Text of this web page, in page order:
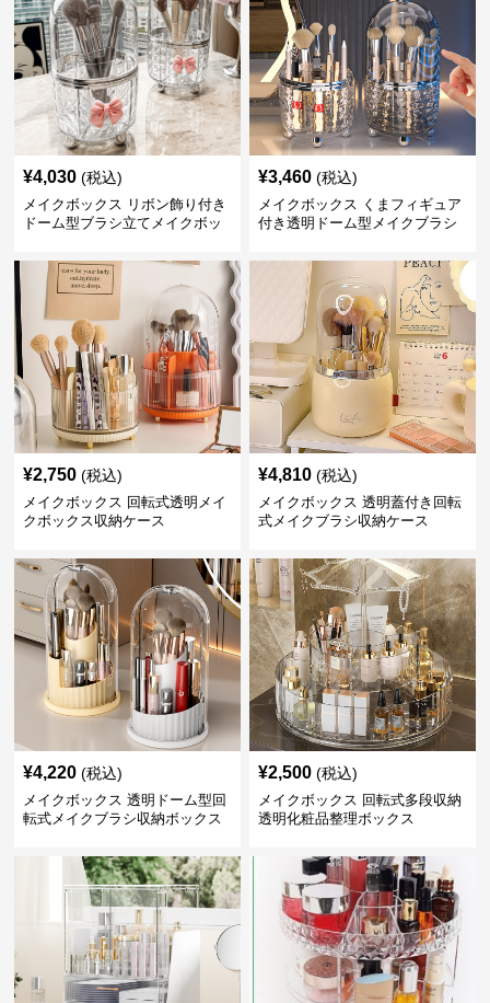
¥4,030 (税込)
メイクボックス リボン飾り付き
ドーム型ブラシ立てメイクボッ
¥3,460 (税込)
メイクボックス くまフィギュア
付き透明ドーム型メイクブラシ
¥2,750 (税込)
メイクボックス 回転式透明メイ
クボックス収納ケース
¥4,810 (税込)
メイクボックス 透明蓋付き回転
式メイクブラシ収納ケース
¥4,220 (税込)
メイクボックス 透明ドーム型回
転式メイクブラシ収納ボックス
¥2,500 (税込)
メイクボックス 回転式多段収納
透明化粧品整理ボックス